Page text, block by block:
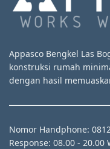
Appasco Bengkel Las
konstruksi rumah
dengan hasil
Nomor Handphone:
Response: 08.00 - 20.00